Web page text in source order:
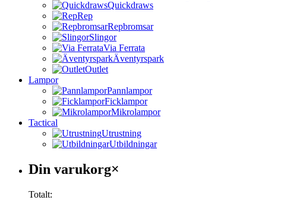
Quickdraws
Rep
Repbromsar
Slingor
Via Ferrata
Äventyrspark
Outlet
Lampor
Pannlampor
Ficklampor
Mikrolampor
Tactical
Utrustning
Utbildningar
Varukorg
Din varukorg×
Totalt: